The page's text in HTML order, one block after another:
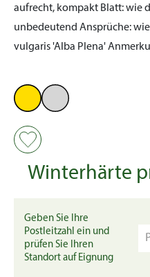
aufrecht, kompakt Blatt:wie
unbedeutend Ansprüche:
vulgaris 'Alba Plena'
Winterhärte
Geben Sie Ihre
Postleitzahl ein und
prüfen Sie Ihren
Standort auf Eignung